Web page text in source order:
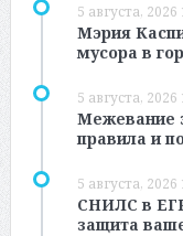
5 августа, 2026
Мэрия
мусора в
5 августа, 2026
Межевание
правила и
5 августа, 2026
СНИЛС в
защита